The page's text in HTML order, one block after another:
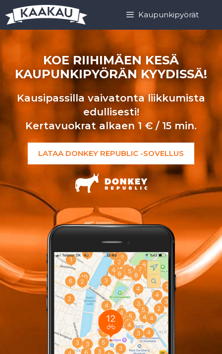
Siirry
sisältöön
Siirry
sisältöön
Kaupunkipyörät
KOE RIIHIMÄEN KESÄ
KAUPUNKIPYÖRÄN KYYDISSÄ!
Kausipassilla vaivatonta liikkumista
edullisesti!
Kertavuokrat alkaen 1 € / 15 min.
LATAA DONKEY REPUBLIC -SOVELLUS